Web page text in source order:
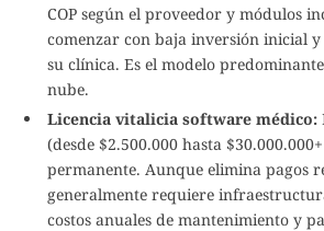
COP según el proveedor y módulos
comenzar con baja inversión inicial y
su clínica. Es el modelo
nube.
Licencia vitalicia software médico:
(desde $2.500.000 hasta
permanente. Aunque elimina pagos
generalmente requiere
costos anuales de mantenimiento y